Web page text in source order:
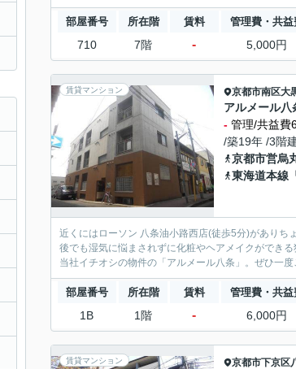
部屋番号 所在階 賃料 管理費・共益
710 7階 - 5,000円
賃貸マンション 京都市南区大
アルメール八
- 管理/共益費
/築19年 /3階
京都市営烏
東海道本線
近くにはローソン 八条油小路西店(徒歩5分)がありち
後でも湿気に悩まされずに化粧やヘアメイクができ
当社イチオシの物件の「アルメール八条」。ぜひ一
部屋番号 所在階 賃料 管理費・共益
1B 1階 - 6,000円
賃貸マンション 京都市下京区